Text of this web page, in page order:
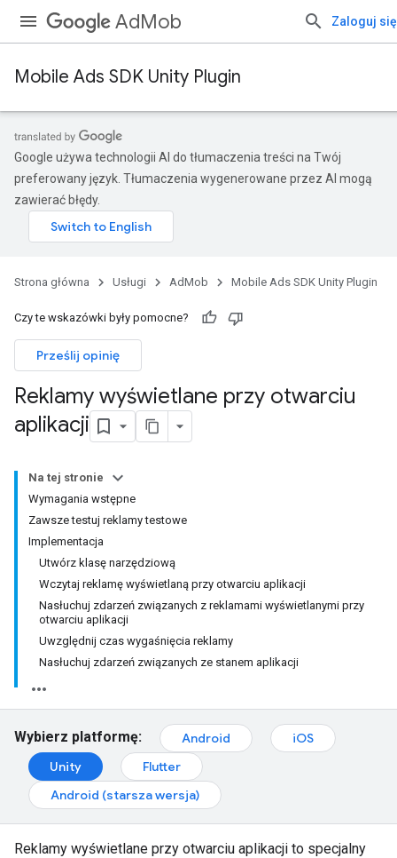
AdMob Zaloguj się
Mobile Ads SDK Unity Plugin
Google używa technologii AI do tłumaczenia treści na Twój
preferowany język. Tłumaczenia wygenerowane przez AI mogą
zawierać błędy.
Strona główna Usługi AdMob Mobile Ads SDK Unity Plugin
Czy te wskazówki były pomocne?
Prześlij opinię
Reklamy wyświetlane przy otwarciu
aplikacji
Na tej stronie
Wymagania wstępne
Zawsze testuj reklamy testowe
Implementacja
Utwórz klasę narzędziową
Wczytaj reklamę wyświetlaną przy otwarciu aplikacji
Nasłuchuj zdarzeń związanych z reklamami wyświetlanymi przy
otwarciu aplikacji
Uwzględnij czas wygaśnięcia reklamy
Nasłuchuj zdarzeń związanych ze stanem aplikacji
Wybierz platformę: Android
iOS
Unity
Flutter
Android (starsza wersja)
Reklamy wyświetlane przy otwarciu aplikacji to specjalny